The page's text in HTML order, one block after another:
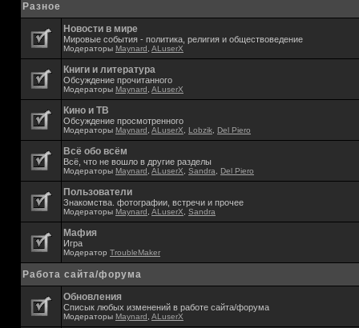
Разное
Новости в мире
Мировые события - политика, религия и обществоведение
Модераторы Maynard ALuserX
Книги и литература
Обсуждение прочитанного
Модераторы Maynard ALuserX
Кино и ТВ
Обсуждение просмотренного
Модераторы Maynard ALuserX Lobzik Del Piero
Всё обо всём
Всё, что не вошло в другие разделы
Модераторы Maynard ALuserX Sandra Del Piero
Пользователи
Знакомства. фотографии, встречи и прочее
Модераторы Maynard ALuserX Sandra
Мафия
Игра
Модератор TroubleMaker
Работа сайта/форума
Обновления
Списык любых изменений в работе сайта/форума
Модераторы Maynard ALuserX